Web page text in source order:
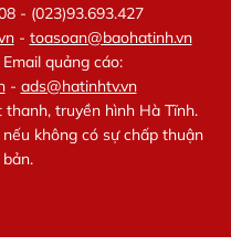
- (023)93.693.427
- toasoan@baohatinh.vn
quảng cáo:
- ads@hatinhtv.vn
truyền hình Hà Tĩnh.
không có sự chấp thuận